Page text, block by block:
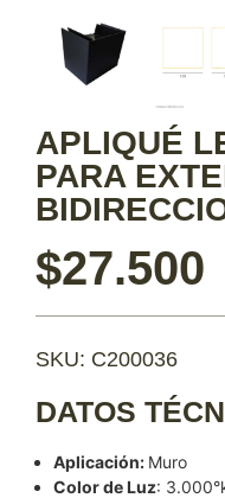
APLIQUÉ
PARA
$27.500
SKU: C200036
DATOS
Aplicación: Muro
Color de Luz: